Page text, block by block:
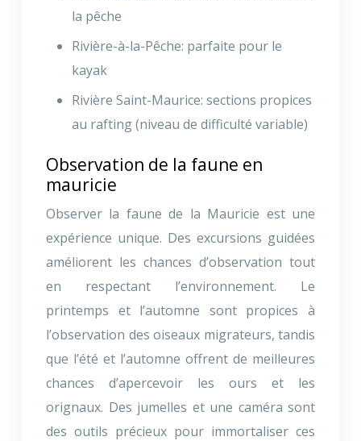
la pêche
Rivière-à-la-Pêche: parfaite pour le
kayak
Rivière Saint-Maurice: sections propices
au rafting (niveau de difficulté variable)
Observation de la faune en
mauricie
Observer la faune de la Mauricie est une
expérience unique. Des excursions guidées
améliorent les chances d’observation tout
en respectant l’environnement. Le
printemps et l’automne sont propices à
l’observation des oiseaux migrateurs, tandis
que l’été et l’automne offrent de meilleures
chances d’apercevoir les ours et les
orignaux. Des jumelles et une caméra sont
des outils précieux pour immortaliser ces